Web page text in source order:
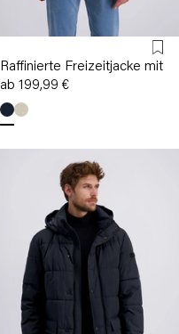
Raffinierte Freizeitjacke mit
ab 199,99 €